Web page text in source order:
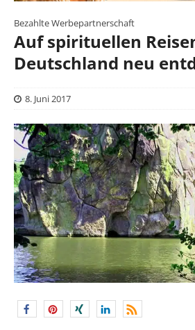
Bezahlte Werbepartnerschaft
Auf spirituellen
Deutschland neu
8. Juni 2017